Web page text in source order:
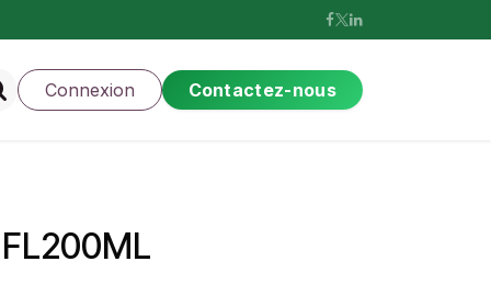
Connexion Contactez-nous